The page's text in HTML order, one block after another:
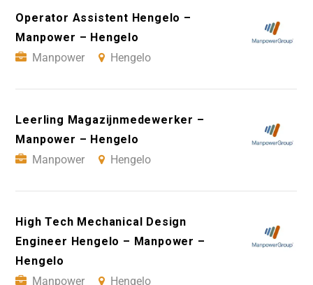
Operator Assistent Hengelo –
Manpower – Hengelo
Manpower
Hengelo
Leerling Magazijnmedewerker –
Manpower – Hengelo
Manpower
Hengelo
High Tech Mechanical Design
Engineer Hengelo – Manpower –
Hengelo
Manpower
Hengelo